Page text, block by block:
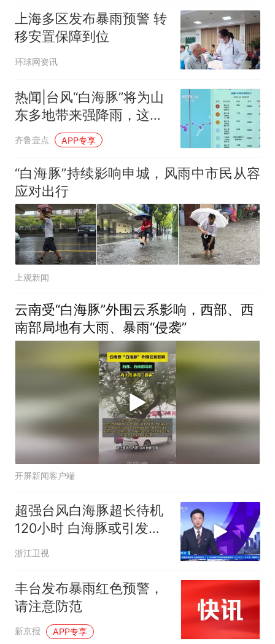
上海多区发布暴雨预警 转
移安置保障到位
环球网资讯
热闻|台风“白海豚”将为山
东多地带来强降雨，这份
避险攻略请查收
齐鲁壹点 APP专享
“白海豚”持续影响申城，风雨中市民从容
应对出行
上观新闻
云南受“白海豚”外围云系影响，西部、西
南部局地有大雨、暴雨“侵袭”
开屏新闻客户端
超强台风白海豚超长待机
120小时 白海豚或引发特
大暴雨
浙江卫视
丰台发布暴雨红色预警，
请注意防范
新京报 APP专享